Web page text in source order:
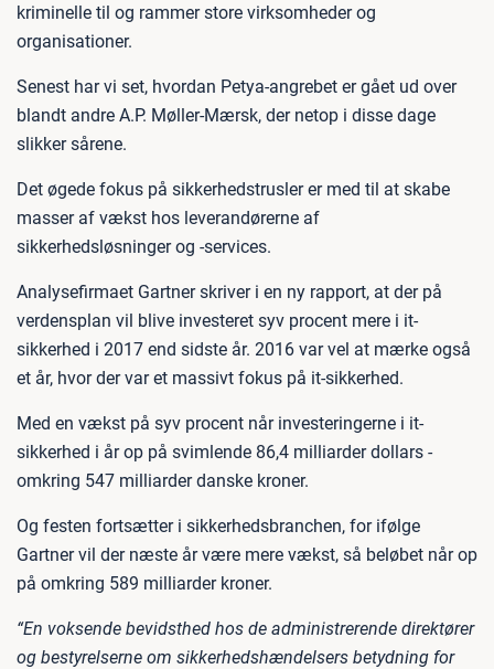
kriminelle til og rammer store virksomheder og
organisationer.
Senest har vi set, hvordan Petya-angrebet er gået ud over
blandt andre A.P. Møller-Mærsk, der netop i disse dage
slikker sårene.
Det øgede fokus på sikkerhedstrusler er med til at skabe
masser af vækst hos leverandørerne af
sikkerhedsløsninger og -services.
Analysefirmaet Gartner skriver i en ny rapport, at der på
verdensplan vil blive investeret syv procent mere i it-
sikkerhed i 2017 end sidste år. 2016 var vel at mærke også
et år, hvor der var et massivt fokus på it-sikkerhed.
Med en vækst på syv procent når investeringerne i it-
sikkerhed i år op på svimlende 86,4 milliarder dollars -
omkring 547 milliarder danske kroner.
Og festen fortsætter i sikkerhedsbranchen, for ifølge
Gartner vil der næste år være mere vækst, så beløbet når op
på omkring 589 milliarder kroner.
“En voksende bevidsthed hos de administrerende direktører
og bestyrelserne om sikkerhedshændelsers betydning for